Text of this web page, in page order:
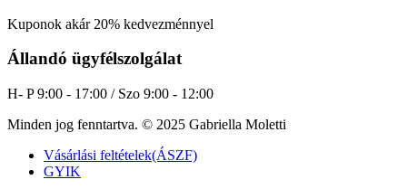
Kuponok akár 20% kedvezménnyel
Állandó ügyfélszolgálat
H- P 9:00 - 17:00 / Szo 9:00 - 12:00
Minden jog fenntartva. © 2025 Gabriella Moletti
Vásárlási feltételek(ÁSZF)
GYIK